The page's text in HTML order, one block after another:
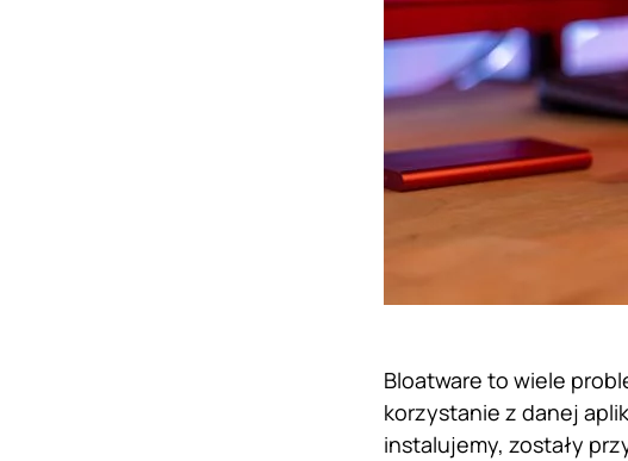
Bloatware to wiele
korzystanie z danej
instalujemy, zostały